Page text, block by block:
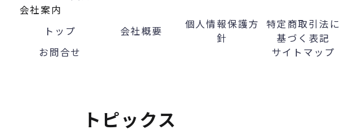
会社案内
トップ
会社概要
個人情報保護方
針
特定商取引法に
基づく表記
お問合せ
サイトマップ
トピックス